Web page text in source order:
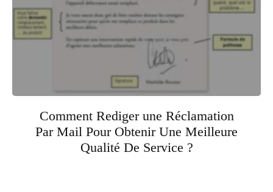
Comment Rediger une Réclamation
Par Mail Pour Obtenir Une Meilleure
Qualité De Service ?